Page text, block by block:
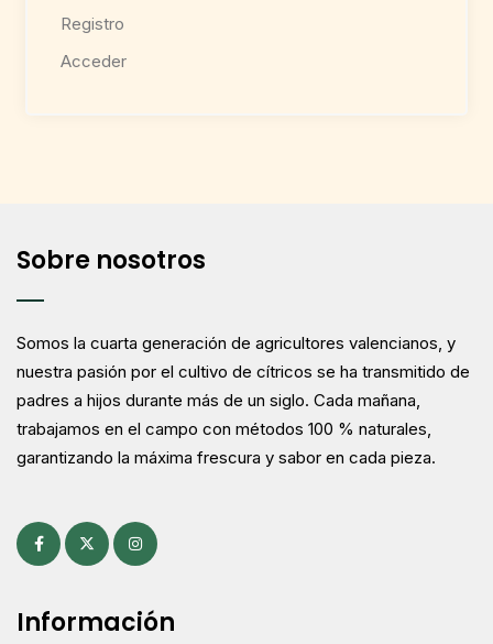
Registro
Acceder
Sobre nosotros
Somos la cuarta generación de agricultores valencianos, y
nuestra pasión por el cultivo de cítricos se ha transmitido de
padres a hijos durante más de un siglo. Cada mañana,
trabajamos en el campo con métodos 100 % naturales,
garantizando la máxima frescura y sabor en cada pieza.
Información